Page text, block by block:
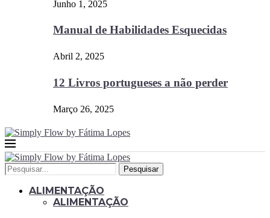
Junho 1, 2025
Manual de Habilidades Esquecidas
Abril 2, 2025
12 Livros portugueses a não perder
Março 26, 2025
Pesquisar
ALIMENTAÇÃO
ALIMENTAÇÃO